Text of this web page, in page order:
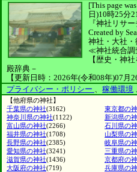
[This page
日)10時25分
『神社リサ
Created by
神社・大社・
≪神社統合調
【歴史・神社
殿辞典－
【更新日時：2026年(令和08年)07月
プライバシー・ポリシー 、 稼働環境
【他府県の神社】
千葉県の神社(3162) 東京都の
神奈川県の神社(1122) 新潟県の
富山県の神社(2266) 石川県の
福井県の神社(1708) 山梨県の
長野県の神社(2385) 岐阜県の
愛知県の神社(3241) 三重県の
滋賀県の神社(1436) 京都府の
大阪府の神社(719) 兵庫県の